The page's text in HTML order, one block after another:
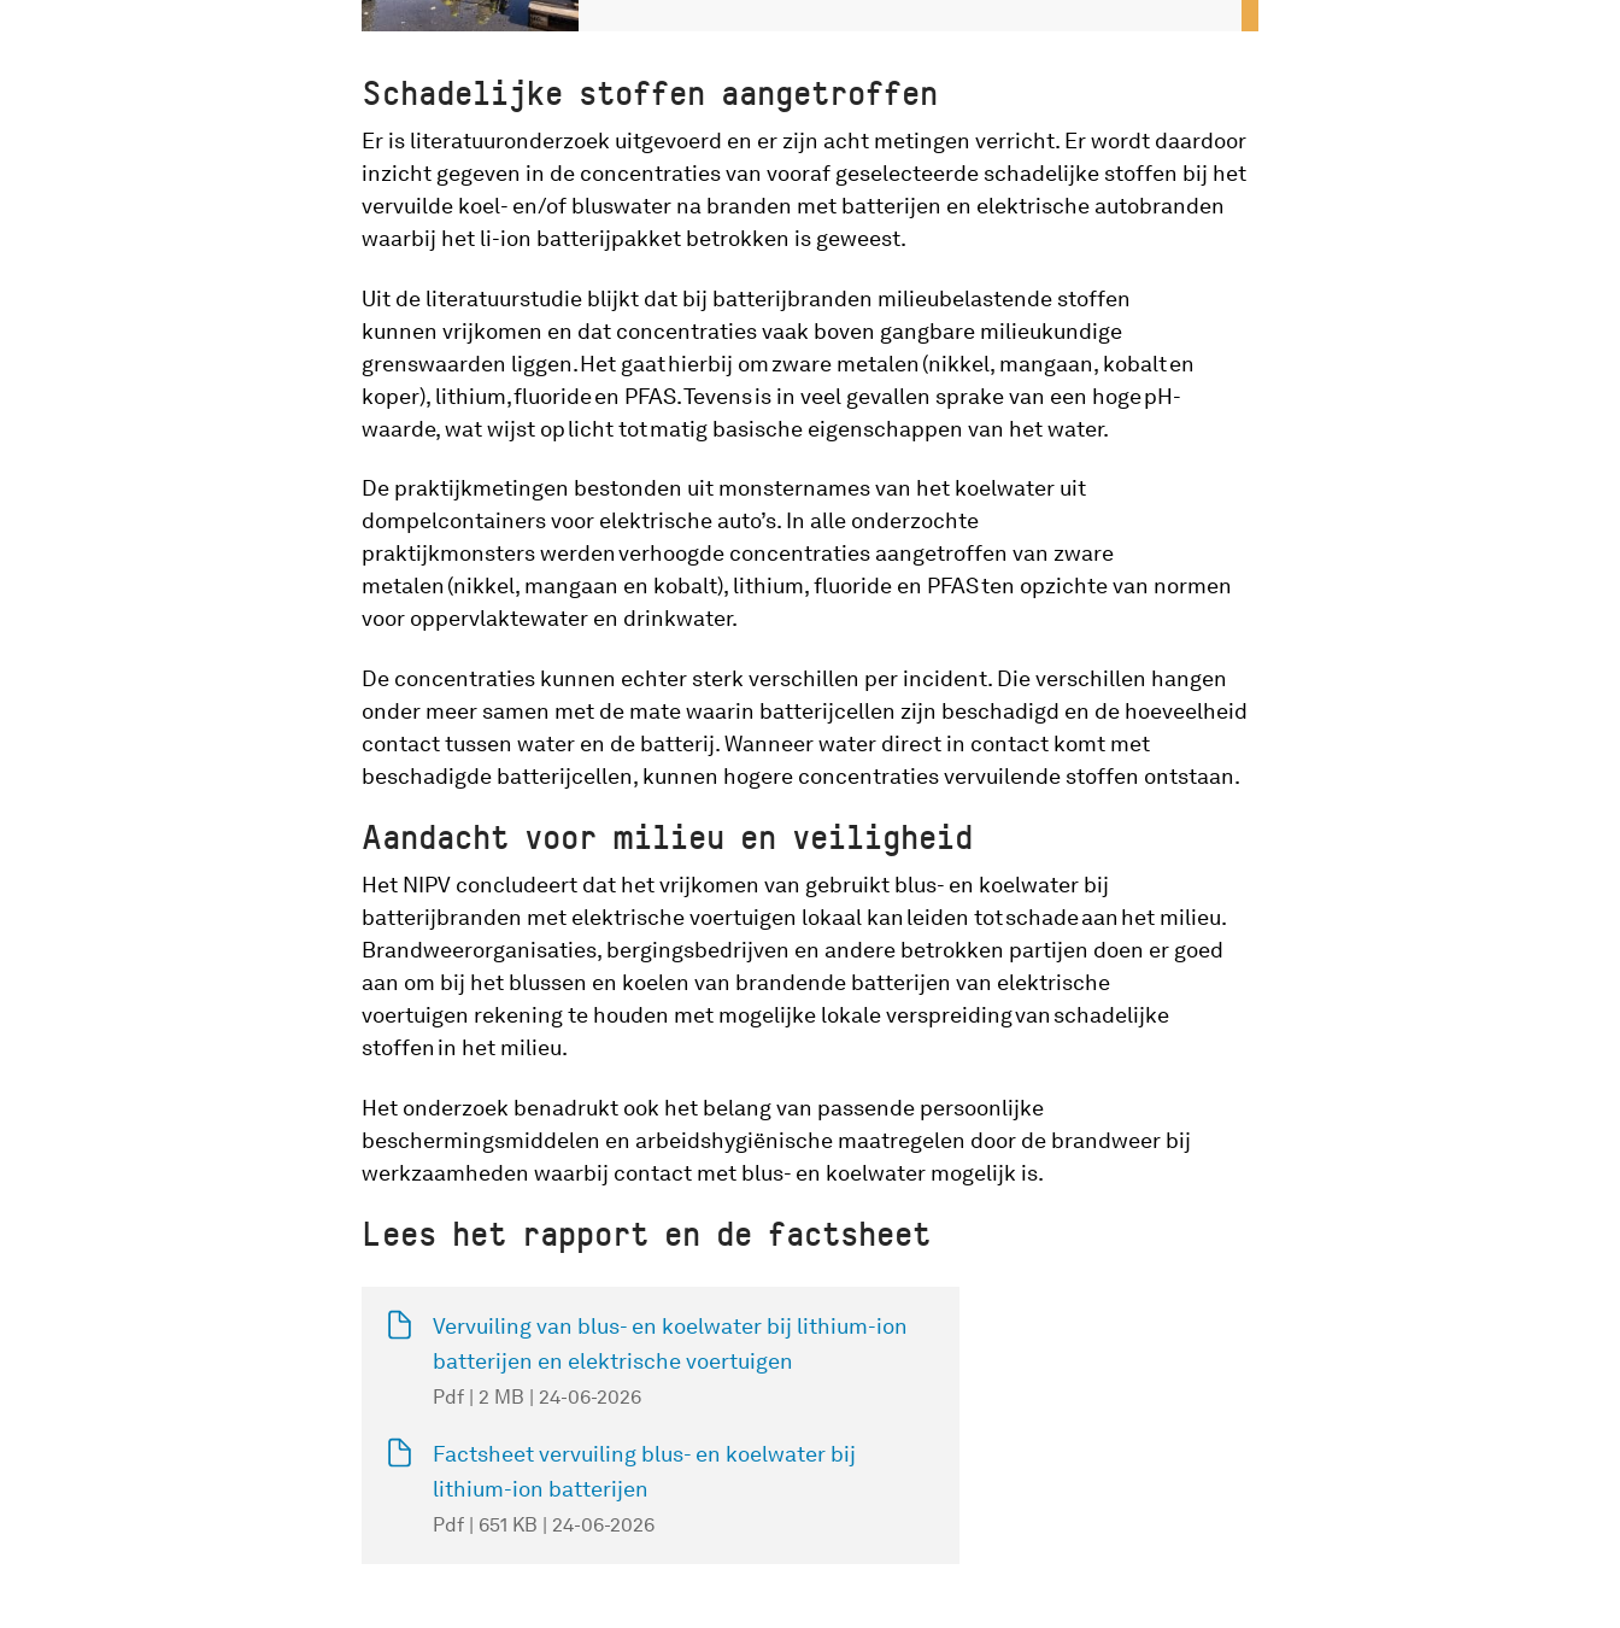
Schadelijke stoffen aangetroffen
Er is literatuuronderzoek uitgevoerd en er zijn acht metingen verricht. Er wordt daardoor
inzicht gegeven in de concentraties van vooraf geselecteerde schadelijke stoffen bij het
vervuilde koel- en/of bluswater na branden met batterijen en elektrische autobranden
waarbij het li-ion batterijpakket betrokken is geweest.
Uit de literatuurstudie blijkt dat bij batterijbranden milieubelastende stoffen
kunnen vrijkomen en dat concentraties vaak boven gangbare milieukundige
grenswaarden liggen. Het gaat hierbij om zware metalen (nikkel, mangaan, kobalt en
koper), lithium, fluoride en PFAS. Tevens is in veel gevallen sprake van een hoge pH-
waarde, wat wijst op licht tot matig basische eigenschappen van het water.
De praktijkmetingen bestonden uit monsternames van het koelwater uit
dompelcontainers voor elektrische auto’s. In alle onderzochte
praktijkmonsters werden verhoogde concentraties aangetroffen van zware
metalen (nikkel, mangaan en kobalt), lithium, fluoride en PFAS ten opzichte van normen
voor oppervlaktewater en drinkwater.
De concentraties kunnen echter sterk verschillen per incident. Die verschillen hangen
onder meer samen met de mate waarin batterijcellen zijn beschadigd en de hoeveelheid
contact tussen water en de batterij. Wanneer water direct in contact komt met
beschadigde batterijcellen, kunnen hogere concentraties vervuilende stoffen ontstaan.
Aandacht voor milieu en veiligheid
Het NIPV concludeert dat het vrijkomen van gebruikt blus- en koelwater bij
batterijbranden met elektrische voertuigen lokaal kan leiden tot schade aan het milieu.
Brandweerorganisaties, bergingsbedrijven en andere betrokken partijen doen er goed
aan om bij het blussen en koelen van brandende batterijen van elektrische
voertuigen rekening te houden met mogelijke lokale verspreiding van schadelijke
stoffen in het milieu.
Het onderzoek benadrukt ook het belang van passende persoonlijke
beschermingsmiddelen en arbeidshygiënische maatregelen door de brandweer bij
werkzaamheden waarbij contact met blus- en koelwater mogelijk is.
Lees het rapport en de factsheet
Vervuiling van blus- en koelwater bij lithium-ion
batterijen en elektrische voertuigen
Pdf | 2 MB | 24-06-2026
Factsheet vervuiling blus- en koelwater bij
lithium-ion batterijen
Pdf | 651 KB | 24-06-2026